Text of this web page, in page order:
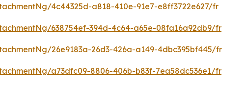
4c44325d-a818-410e-91e7-e8ff3722e627/fr
638754ef-394d-4c64-a65e-08fa16a92db9/fr
26e9183a-26d3-426a-a149-4dbc395bf445/fr
a73dfc09-8806-406b-b83f-7ea58dc536e1/fr